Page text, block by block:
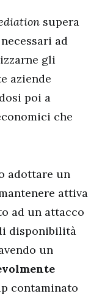
supera
ad
gli
aziende
poi a
che
adottare un
attiva
ad un attacco
disponibilità
un
contaminato